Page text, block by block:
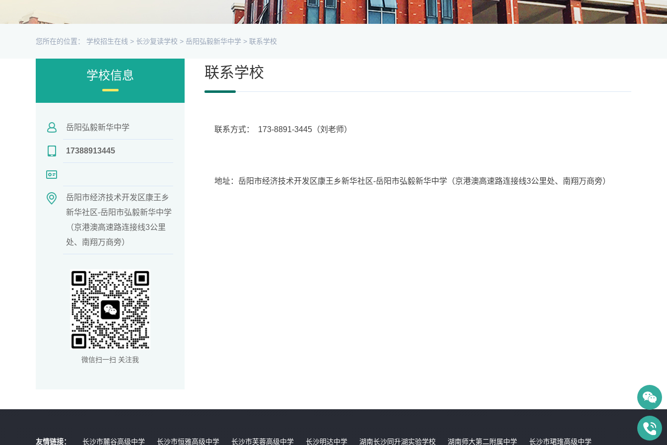
您所在的位置： 学校招生在线 > 长沙复读学校 > 岳阳弘毅新华中学 > 联系学校
学校信息
岳阳弘毅新华中学
17388913445
岳阳市经济技术开发区康王乡
新华社区-岳阳市弘毅新华中学
（京港澳高速路连接线3公里
处、南翔万商旁）
微信扫一扫 关注我
联系学校
联系方式： 173-8891-3445（刘老师）
地址：岳阳市经济技术开发区康王乡新华社区-岳阳市弘毅新华中学（京港澳高速路连接线3公里处、南翔万商旁）
友情链接： 长沙市麓谷高级中学 长沙市恒雅高级中学 长沙市芙蓉高级中学 长沙明达中学 湖南长沙同升湖实验学校 湖南师大第二附属中学 长沙市珺琟高级中学